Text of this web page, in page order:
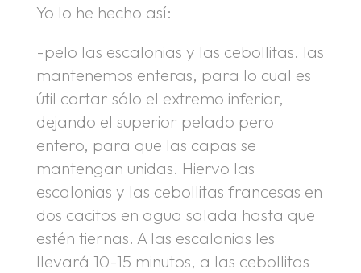
Yo lo he hecho así:
-pelo las escalonias y las cebollitas. las
mantenemos enteras, para lo cual es
útil cortar sólo el extremo inferior,
dejando el superior pelado pero
entero, para que las capas se
mantengan unidas. Hiervo las
escalonias y las cebollitas francesas en
dos cacitos en agua salada hasta que
estén tiernas. A las escalonias les
llevará 10-15 minutos, a las cebollitas